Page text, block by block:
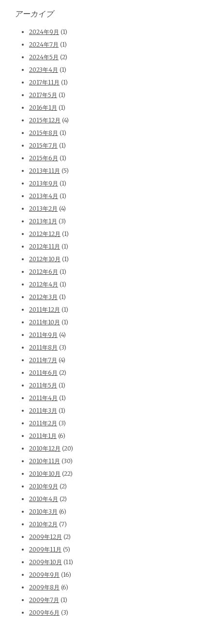
アーカイブ
2024年9月 (1)
2024年7月 (1)
2024年5月 (2)
2023年4月 (1)
2017年11月 (1)
2017年5月 (1)
2016年1月 (1)
2015年12月 (4)
2015年8月 (1)
2015年7月 (1)
2015年6月 (1)
2013年11月 (5)
2013年9月 (1)
2013年4月 (1)
2013年2月 (4)
2013年1月 (3)
2012年12月 (1)
2012年11月 (1)
2012年10月 (1)
2012年6月 (1)
2012年4月 (1)
2012年3月 (1)
2011年12月 (1)
2011年10月 (1)
2011年9月 (4)
2011年8月 (3)
2011年7月 (4)
2011年6月 (2)
2011年5月 (1)
2011年4月 (1)
2011年3月 (1)
2011年2月 (3)
2011年1月 (6)
2010年12月 (20)
2010年11月 (30)
2010年10月 (22)
2010年9月 (2)
2010年4月 (2)
2010年3月 (6)
2010年2月 (7)
2009年12月 (2)
2009年11月 (5)
2009年10月 (11)
2009年9月 (16)
2009年8月 (6)
2009年7月 (1)
2009年6月 (3)